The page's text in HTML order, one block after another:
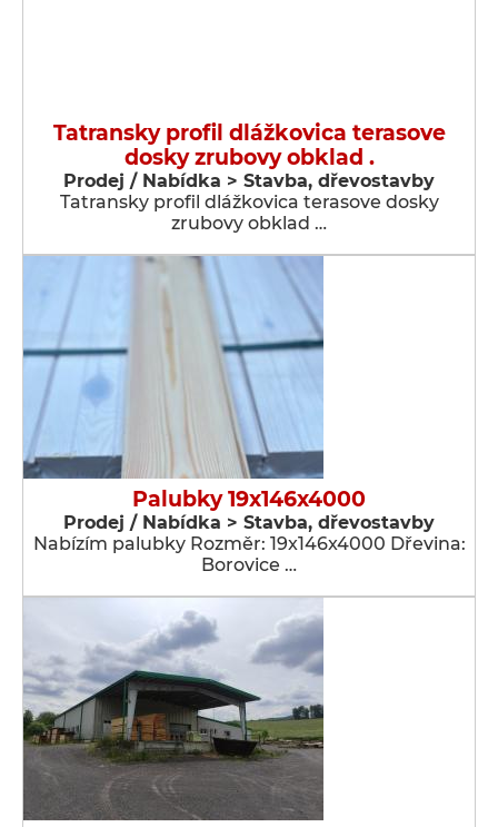
Tatransky profil dlážkovica terasove
dosky zrubovy obklad .
Prodej / Nabídka > Stavba, dřevostavby
Tatransky profil dlážkovica terasove dosky
zrubovy obklad …
Palubky 19x146x4000
Prodej / Nabídka > Stavba, dřevostavby
Nabízím palubky Rozměr: 19x146x4000 Dřevina:
Borovice …